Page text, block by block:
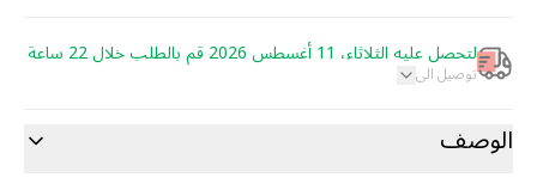
لتحصل عليه الثلاثاء، 11 أغسطس 2026 قم بالطلب خلال 22 ساعة
توصيل الى
الوصف